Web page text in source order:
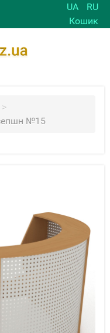
UA
RU
Кошик
>
№15